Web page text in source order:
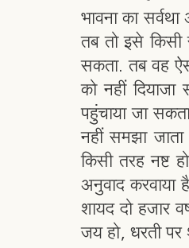
भावना का
तब तो इसे किसी
सकता. तब वह
को नहीं
पहुंचाया जा
नहीं समझा
किसी तरह नष्ट
अनुवाद करवाया
शायद दो हजार
जय हो, धरती